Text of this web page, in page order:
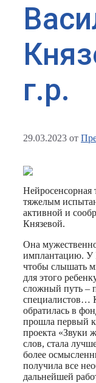
г.р.
29.03.2023 от
Нейросенсорная
тяжелым
активной и
Князевой.
Она
имплантацию. У
чтобы слышать
для этого
сложный путь –
специалистов…
обратилась в
прошла первый
проекта «Звуки
слов, стала
более
получила все
дальнейшей